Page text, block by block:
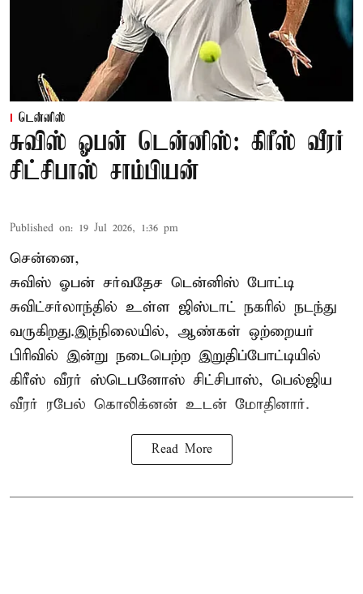
டென்னிஸ்
சுவிஸ் ஓபன் டென்னிஸ்: கிரீஸ் வீரர்
சிட்சிபாஸ் சாம்பியன்
Published on: 19 Jul 2026, 1:36 pm
சென்னை,
சுவிஸ் ஓபன் சர்வதேச டென்னிஸ் போட்டி
சுவிட்சர்லாந்தில் உள்ள ஜிஸ்டாட் நகரில் நடந்து
வருகிறது.இந்நிலையில், ஆண்கள் ஒற்றையர்
பிரிவில் இன்று நடைபெற்ற இறுதிப்போட்டியில்
கிரீஸ் வீரர் ஸ்டெபனோஸ் சிட்சிபாஸ், பெல்ஜிய
வீரர் ரபேல் கொலிக்னன் உடன் மோதினார்.
Read More